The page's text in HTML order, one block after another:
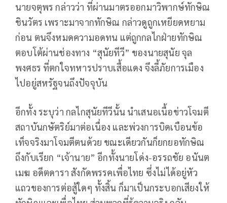
นายจตุพร กล่าวว่า ที่ผ่านมาตรออกมาวิพากษ์ทักษิณ
ชินวัตร เพราะมาจากทักษิณ กล่าวดูถูกเหยียดหยาม
ก่อน ตนจึงหมดความอดทน แต่ถูกกลไกฝ่ายทักษิณ
ตอบโต้ผ่านช่องทาง “สุนัยทีวี” ของนายสุนัย จุล
พงศธร ที่ตกใจทหารปราบเสื้อแดง จึงลี้ภัยการเมือง
ไปอยู่สหรัฐจนถึงปัจจุบัน
อีกทั้ง ระบุว่า กลไกสุนัยทีวีนั้น นำเสนอเนื้อข่าวโจมตี
สถาบันกษัตริย์มาต่อเนื่อง และพ่วงการบิดเบือนข้อ
เท็จจริงมาโจมตีตนด้วย ขณะเดียวกันก็ยกยอทักษิณ
ถึงกับเรียก “เจ้านาย” อีกทั้งนายโด่ง-อรรถชัย อนันต
เมฆ อดีตดารา สังกัดพรรคเพื่อไทย ซึ่งไม่ได้อยู่หัว
แถวของการต่อสู้ใดๆ ทั้งสิ้น ก็มาเป็นกระบอกเสียงให้